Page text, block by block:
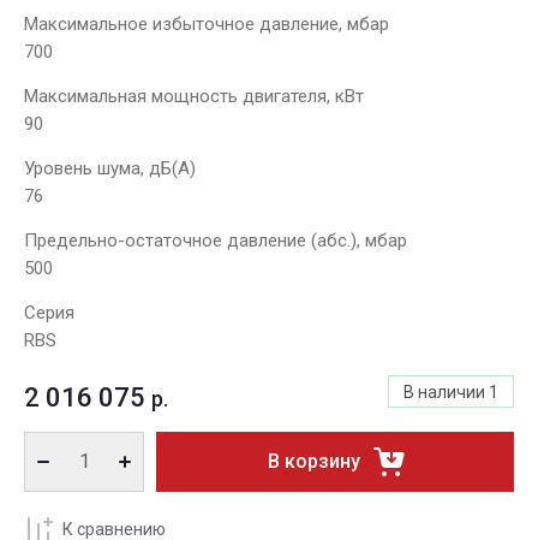
Максимальное избыточное давление, мбар
700
Максимальная мощность двигателя, кВт
90
Уровень шума, дБ(А)
76
Предельно-остаточное давление (абс.), мбар
500
Серия
RBS
В наличии 1
2 016 075 р.
В корзину
К сравнению